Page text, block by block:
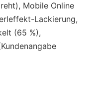
Mobile Online
Lackierung,
(65 %),